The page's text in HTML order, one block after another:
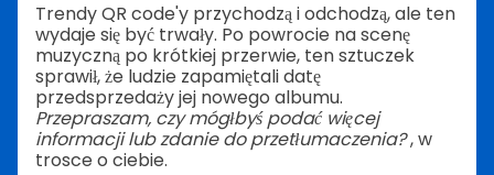
Trendy QR code'y przychodzą i odchodzą, ale ten
wydaje się być trwały. Po powrocie na scenę
muzyczną po krótkiej przerwie, ten sztuczek
sprawił, że ludzie zapamiętali datę
przedsprzedaży jej nowego albumu.
Przepraszam, czy mógłbyś podać więcej
informacji lub zdanie do przetłumaczenia?, w
trosce o ciebie.